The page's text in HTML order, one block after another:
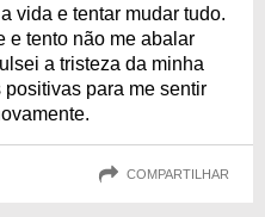
vida e tentar mudar tudo.
e tento não me abalar
a tristeza da minha
para me sentir
COMPARTILHAR